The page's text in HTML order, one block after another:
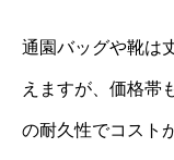
通園バッグや靴は
えますが、価格帯
の耐久性でコスト